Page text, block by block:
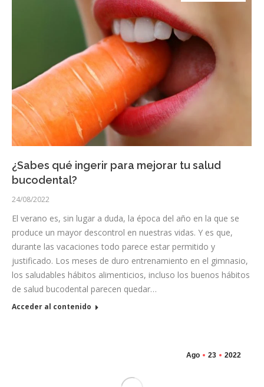
¿Sabes qué ingerir para mejorar tu salud
bucodental?
24/08/2022
El verano es, sin lugar a duda, la época del año en la que se
produce un mayor descontrol en nuestras vidas. Y es que,
durante las vacaciones todo parece estar permitido y
justificado. Los meses de duro entrenamiento en el gimnasio,
los saludables hábitos alimenticios, incluso los buenos hábitos
de salud bucodental parecen quedar…
Acceder al contenido
Ago 23 2022